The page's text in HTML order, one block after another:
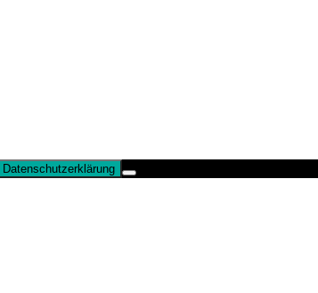
Datenschutzerklärung